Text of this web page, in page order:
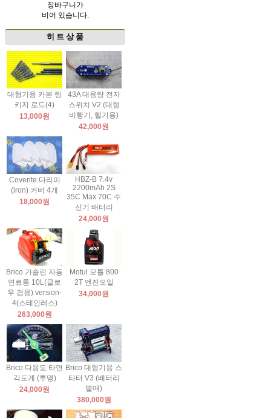
장바구니가
비어 있습니다.
히 트 상 품
대형기용 카본 링
키지 로드(4)
13,000원
43A 대용량 전자
스위치 V2 (대형
비행기, 헬기용)
42,000원
Coverite 다리미
(iron) 커버 4개
18,000원
HBZ-B 7.4v
2200mAh 2S
35C Max 70C 수
신기 배터리
24,000원
Brico 가솔린 자동
연료통 10L(글로
우 겸용) version-
4(스테인레스)
263,000원
Motul 모튤 800
2T 엔진오일
34,000원
Brico 다용도 타면
각도계 (투명)
24,000원
Brico 대형기용 스
타터 V3 (배터리
별매)
380,000원